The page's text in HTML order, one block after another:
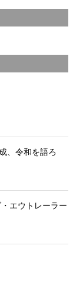
、令和を語ろ
エウトレーラー